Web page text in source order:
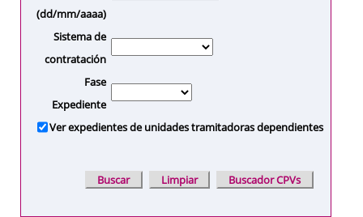
(dd/mm/aaaa)
Sistema de
contratación
Fase
Expediente
Ver expedientes de unidades tramitadoras dependientes